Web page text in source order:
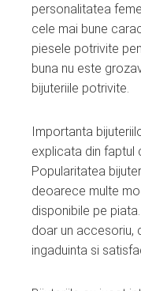
personalitatea
cele mai bune
piesele potrivite
buna nu este
bijuteriile potrivite.
Importanta
explicata din
Popularitatea
deoarece multe
disponibile pe
doar un accesoriu,
ingaduinta si